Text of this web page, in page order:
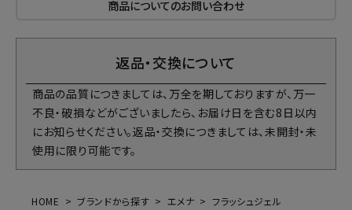
商品についてのお問い合わせ
返品・交換について
商品の品質につきましては、万全を期しておりますが、万一
不良・破損などがございましたら、お届け日を含む8日以内
にお知らせください。返品・交換につきましては、未開封・未
使用に限り可能です。
HOME ブランドから探す エメナ
フラッシュジェル